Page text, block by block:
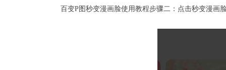
百变P图秒变漫画脸使用教程步骤二：点击秒变漫画